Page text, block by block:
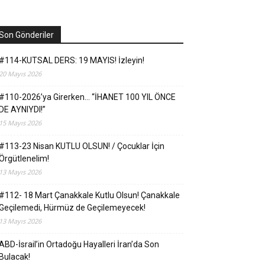
Gönderiler
KUTSAL DERS: 19 MAYIS! İzleyin!
Mayıs 2026
2026’ya Girerken… “İHANET 100 YIL ÖNCE
AYNIYDI!”
Mayıs 2026
23 Nisan KUTLU OLSUN! / Çocuklar İçin
Mayıs 2026
18 Mart Çanakkale Kutlu Olsun! Çanakkale
Hürmüz de Geçilemeyecek!
Mayıs 2026
İsrail’in Ortadoğu Hayalleri İran’da Son